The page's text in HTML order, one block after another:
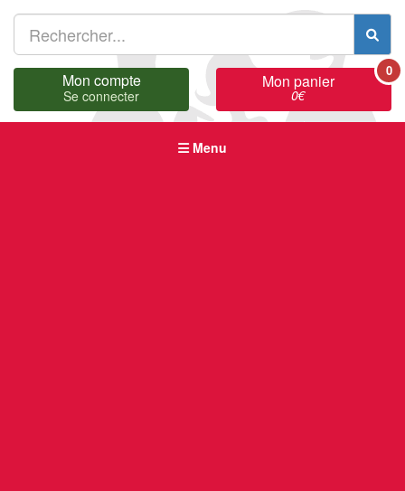
Mon compte
Se connecter
Mon panier
0€
0
Menu